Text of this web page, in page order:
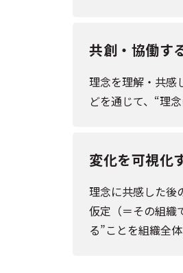
共創・協働す
理念を理解・共感
どを通じて、“理
変化を可視化
理念に共感した後
仮定（＝その組織
る”ことを組織全